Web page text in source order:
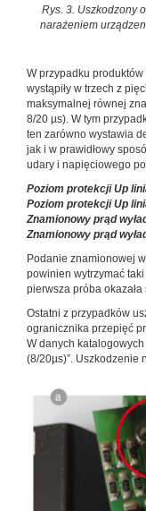
Rys. 3. Uszkodzony
narażeniem
W przypadku
wystąpiły w trzech z
maksymalnej równej
8/20 µs). W tym
ten zarówno wystawia
jak i w prawidłowy
udary i napięciowego
Poziom protekcji Up
Poziom protekcji Up
Znamionowy prąd
Znamionowy prąd
Podanie znamionowej
powinien wytrzymać
pierwsza próba
Ostatni z przypadków
ogranicznika przepięć
W danych
(8/20µs)”. Uszkodzenie